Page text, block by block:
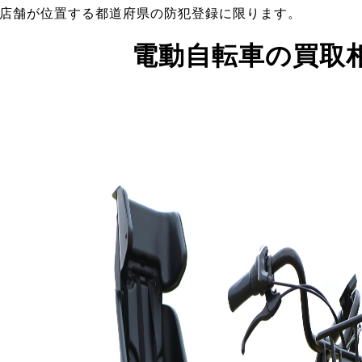
舗が位置する都道府県の防犯登録に限ります。
電動自転車の買取